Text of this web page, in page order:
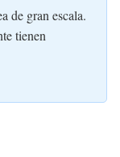
de gran escala.
tienen